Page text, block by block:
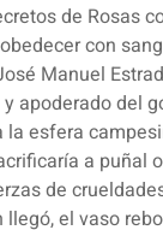
de Rosas
con
Manuel
apoderado del
esfera
a puñal
de
el vaso